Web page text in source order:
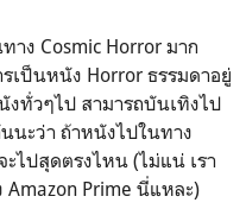
าง Cosmic Horror มาก
ป็นหนัง Horror ธรรมดาอยู่
ทั่วๆไป สามารถบันเทิงไป
นะว่า ถ้าหนังไปในทาง
ไปสุดตรงไหน (ไม่แน่ เรา
Amazon Prime นี่แหละ)